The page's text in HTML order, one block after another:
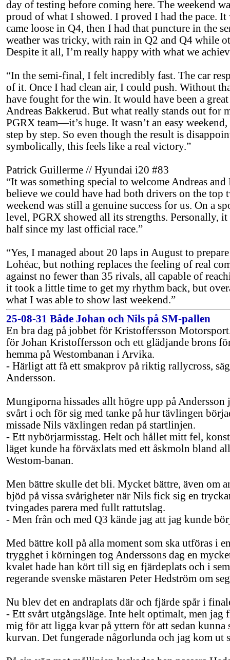
day of testing before coming here. The weekend
proud of what I showed. I proved I had the pace.
came loose in Q4, then I had that puncture in the
weather was tricky, with rain in Q2 and Q4 while
Despite it all, I’m really happy with what we
“In the semi-final, I felt incredibly fast. The car
of it. Once I had clean air, I could push. Without
have fought for the win. It would have been a
Andreas Bakkerud. But what really stands out for
PGRX team—it’s huge. It wasn’t an easy
step by step. So even though the result is
symbolically, this feels like a real victory.”
Patrick Guillerme // Hyundai i20 #83
“It was something special to welcome Andreas
believe we could have had both drivers on the top
weekend was still a genuine success for us. On a
level, PGRX showed all its strengths. Personally, it
half since my last official race.”
“Yes, I managed about 20 laps in August to
Lohéac, but nothing replaces the feeling of real
against no fewer than 35 rivals, all capable of
it took a little time to get my rhythm back, but
what I was able to show last weekend.”
25-08-31 Både Johan och Nils på SM-pallen
En bra dag på jobbet för Kristoffersson
för Johan Kristoffersson och ett glädjande brons
hemma på Westombanan i Arvika.
- Härligt att få ett smakprov på riktig rallycross,
Andersson.
Mungiporna hissades allt högre upp på Andersson
svårt i och för sig med tanke på hur tävlingen
missade Nils växlingen redan på startlinjen.
- Ett nybörjarmisstag. Helt och hållet mitt fel,
läget kunde ha förväxlats med ett åskmoln bland
Westom-banan.
Men bättre skulle det bli. Mycket bättre, även om
bjöd på vissa svårigheter när Nils fick sig en
tvingades parera med fullt rattutslag.
- Men från och med Q3 kände jag att jag kunde
Med bättre koll på alla moment som ska utföras i
trygghet i körningen tog Anderssons dag en
kvalet hade han kört till sig en fjärdeplats och i
regerande svenske mästaren Peter Hedström om
Nu blev det en andraplats där och fjärde spår i
- Ett svårt utgångsläge. Inte helt optimalt, men jag
mig för att ligga kvar på yttern för att sedan kunna
kurvan. Det fungerade någorlunda och jag kom ut